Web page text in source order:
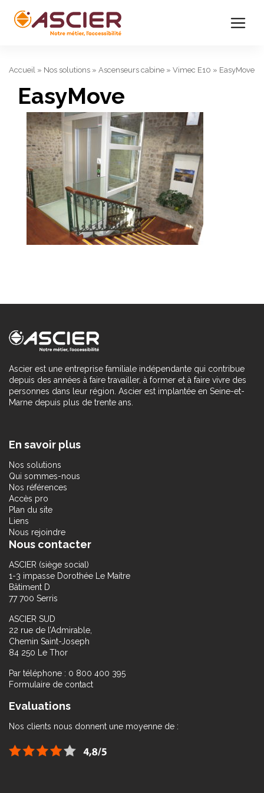
Accueil » Nos solutions » Ascenseurs cabine » Vimec E10 » EasyMove
EasyMove
Ascier est une entreprise familiale indépendante qui contribue
depuis des années à faire travailler, à former et à faire vivre des
personnes dans leur région. Ascier est implantée en Seine-et-
Marne depuis plus de trente ans.
En savoir plus
Nos solutions
Qui sommes-nous
Nos références
Accès pro
Plan du site
Liens
Nous rejoindre
Nous contacter
ASCIER (siège social)
1-3 impasse Dorothée Le Maitre
Bâtiment D
77 700 Serris
ASCIER SUD
22 rue de l’Admirable,
Chemin Saint-Joseph
84 250 Le Thor
Par téléphone : 0 800 400 395
Formulaire de contact
Evaluations
Nos clients nous donnent une moyenne de :